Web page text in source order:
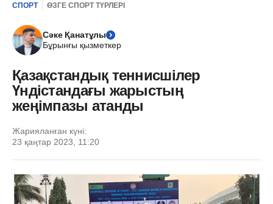
СПОРТ ӨЗГЕ СПОРТ ТҮРЛЕРІ
Сәке Қанатұлы
Бұрынғы қызметкер
Қазақстандық теннисшілер
Үндістандағы жарыстың
жеңімпазы атанды
Жарияланған күні:
23 қаңтар 2023, 11:20